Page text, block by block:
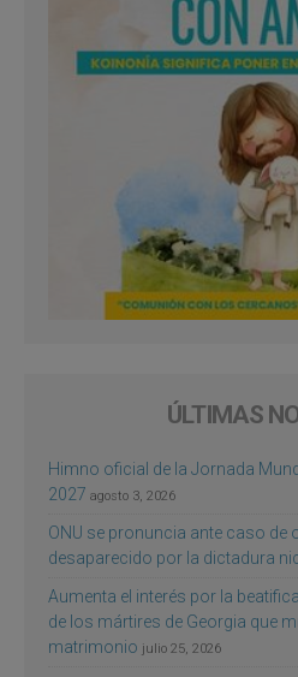
ÚLTIMAS
Himno oficial de la Jornada
2027 agosto 3, 2026
ONU se pronuncia ante caso de
desaparecido por la dictadura
Aumenta el interés por la
de los mártires de Georgia que
matrimonio julio 25, 2026